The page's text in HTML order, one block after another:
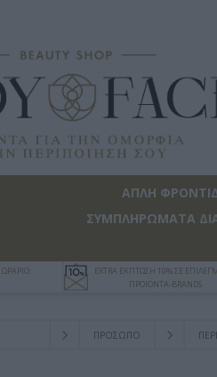
ΑΠΛΗ
ΣΥΜΠΛΗΡΩΜΑΤΑ
EXTRA ΕΚΠΤΩΣΗ 10% ΣΕ
ΠΡΟΪΟΝΤΑ-BRANDS
ΠΡΟΣΩΠΟ